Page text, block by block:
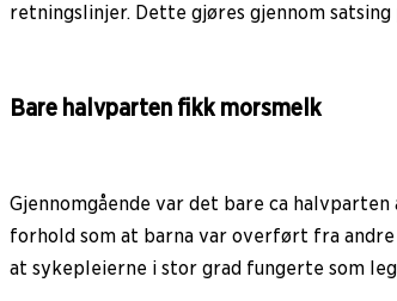
retningslinjer. Dette gjøres gjennom
Bare halvparten fikk morsmelk
Gjennomgående var det bare ca
forhold som at barna var overført fra
at sykepleierne i stor grad fungerte som